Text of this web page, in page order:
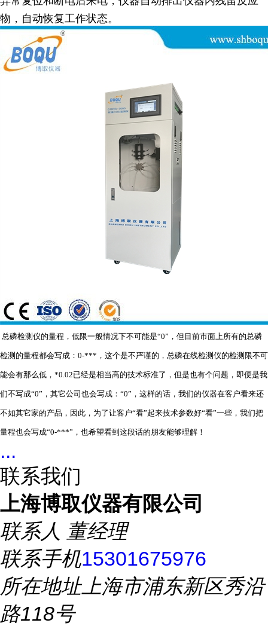
物，自动恢复工作状态。
总磷检测仪的量程，低限一般情况下不可能是“0”，但目前市面上所有的总磷
检测的量程都会写成：0-***，这个是不严谨的，总磷在线检测仪的检测限不可
能会有那么低，*0.02已经是相当高的技术标准了，但是也有个问题，即便是我
们不写成“0”，其它公司也会写成：“0”，这样的话，我们的仪器在客户看来还
不如其它家的产品，因此，为了让客户“看”起来技术参数好“看”一些，我们把
量程也会写成“0-***”，也希望看到这段话的朋友能够理解！
...
联系我们
上海博取仪器有限公司
联系人 董经理
联系手机15301675976
所在地址上海市浦东新区秀沿
路118号